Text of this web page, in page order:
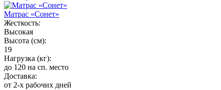
Матрас «Сонет»
Жесткость:
Высокая
Высота (см):
19
Нагрузка (кг):
до 120 на сп. место
Доставка:
от 2-х рабочих дней